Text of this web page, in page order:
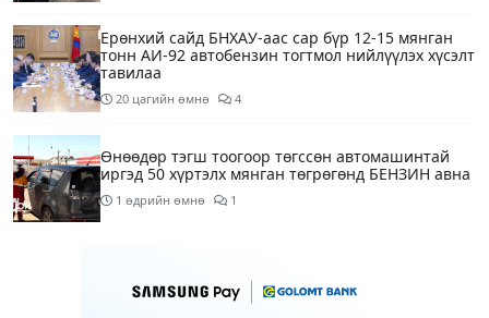
Ерөнхий сайд БНХАУ-аас сар бүр 12-15 мянган
тонн АИ-92 автобензин тогтмол нийлүүлэх хүсэлт
тавилаа
20 цагийн өмнө 4
Өнөөдөр тэгш тоогоор төгссөн автомашинтай
иргэд 50 хүртэлх мянган төгрөгөнд БЕНЗИН авна
1 өдрийн өмнө 1
Өнөөдөр” Аавуудын баяр”-ын өдөр
1 өдрийн өмнө